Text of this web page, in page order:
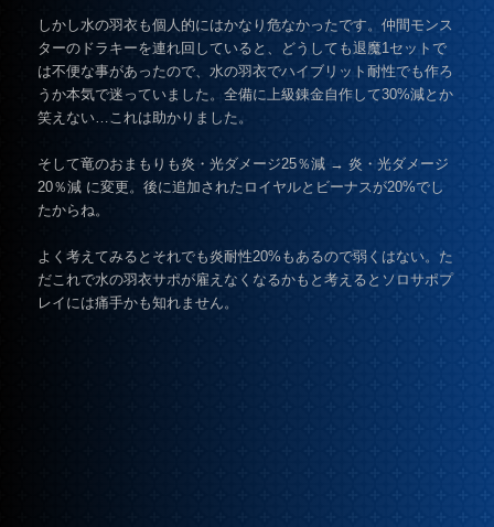
しかし水の羽衣も個人的にはかなり危なかったです。仲間モンス
ターのドラキーを連れ回していると、どうしても退魔1セットで
は不便な事があったので、水の羽衣でハイブリット耐性でも作ろ
うか本気で迷っていました。全備に上級錬金自作して30%減とか
笑えない…これは助かりました。
そして竜のおまもりも炎・光ダメージ25％減 → 炎・光ダメージ
20％減 に変更。後に追加されたロイヤルとビーナスが20%でし
たからね。
よく考えてみるとそれでも炎耐性20%もあるので弱くはない。た
だこれで水の羽衣サポが雇えなくなるかもと考えるとソロサポプ
レイには痛手かも知れません。